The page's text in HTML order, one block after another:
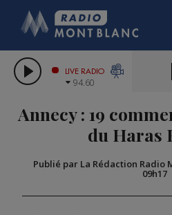
LES CHRONIQUES
CITIZEN
GRAND MASSIF
COMPAGNIE DU
LIVE RADIO
94.60
Annecy : 19
du Haras
Publié par La Rédaction Radio
09h17